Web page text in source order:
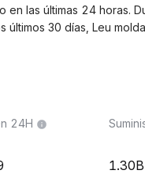
las últimas 24 horas.
últimos 30 días, Leu
24H
1.30B